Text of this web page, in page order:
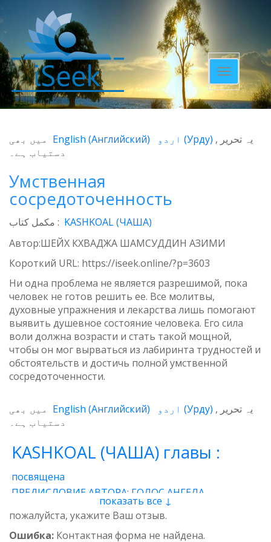
Toggle
navigation
یہ تحریر (Урду)
English (Английский)
میں بھی
دستیاب ہے۔
Умственная
сосредоточенность
مکمل کتاب : KASHKOAL (ЧАША)
Автор:ШЕЙХ КХВАДЖА ШАМСУДДИН АЗИМИ
Короткий URL: https://iseek.online/?p=3603
Ни одна проблема не является разрешимой, пока
человек не готов решить ее. Все молитвы,
духовные упражнения и лекарства лишь помогают
выявить душевное состояние человека. Его сила
воли должна возрасти и стать такой мощной,
чтобы он мог вырваться из лабиринта трудностей и
обстоятельств и достичь полной умственной
сосредоточенности.
یہ تحریر (Урду)
English (Английский)
میں بھی
دستیاب ہے۔
KASHKOAL (ЧАША) главы :
посвящена
ПРЕДИСЛОВИЕ АВТОРА: ГОЛОС АНГЕЛА
1 - Энергия
2 - Атом 3 - Восток и Запад
4 - Пространственные нити
5 - Звучащая глина
6 - Итог 7 - Качества 8 - وجدان
показать все ↓
пожалуйста, укажите Ваш отзыв.
Ошибка: Контактная форма не найдена.